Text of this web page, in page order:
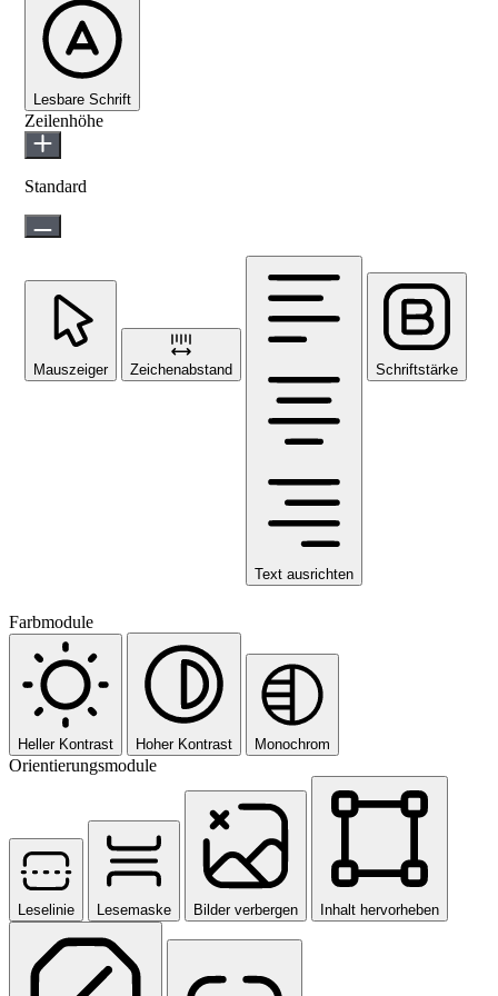
Lesbare Schrift
Zeilenhöhe
Standard
Mauszeiger Zeichenabstand
Text ausrichten
Schriftstärke
Farbmodule
Heller Kontrast Hoher Kontrast Monochrom
Orientierungsmodule
Leselinie Lesemaske Bilder verbergen Inhalt hervorheben